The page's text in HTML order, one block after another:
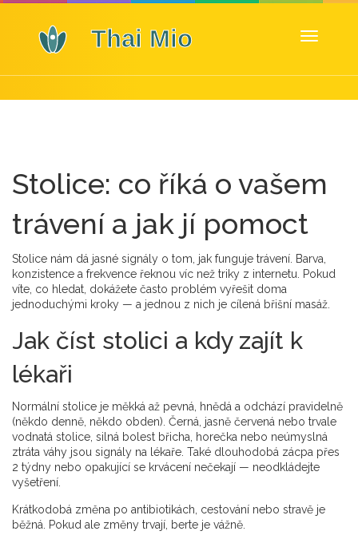
Zobrazit
Stolice: co říká o vašem
trávení a jak jí pomoct
Stolice nám dá jasné signály o tom, jak funguje trávení. Barva,
konzistence a frekvence řeknou víc než triky z internetu. Pokud
víte, co hledat, dokážete často problém vyřešit doma
jednoduchými kroky — a jednou z nich je cílená břišní masáž.
Jak číst stolici a kdy zajít k
lékaři
Normální stolice je měkká až pevná, hnědá a odchází pravidelně
(někdo denně, někdo obden). Černá, jasně červená nebo trvale
vodnatá stolice, silná bolest břicha, horečka nebo neúmyslná
ztráta váhy jsou signály na lékaře. Také dlouhodobá zácpa přes
2 týdny nebo opakující se krvácení nečekají — neodkládejte
vyšetření.
Krátkodobá změna po antibiotikách, cestování nebo stravě je
běžná. Pokud ale změny trvají, berte je vážně.